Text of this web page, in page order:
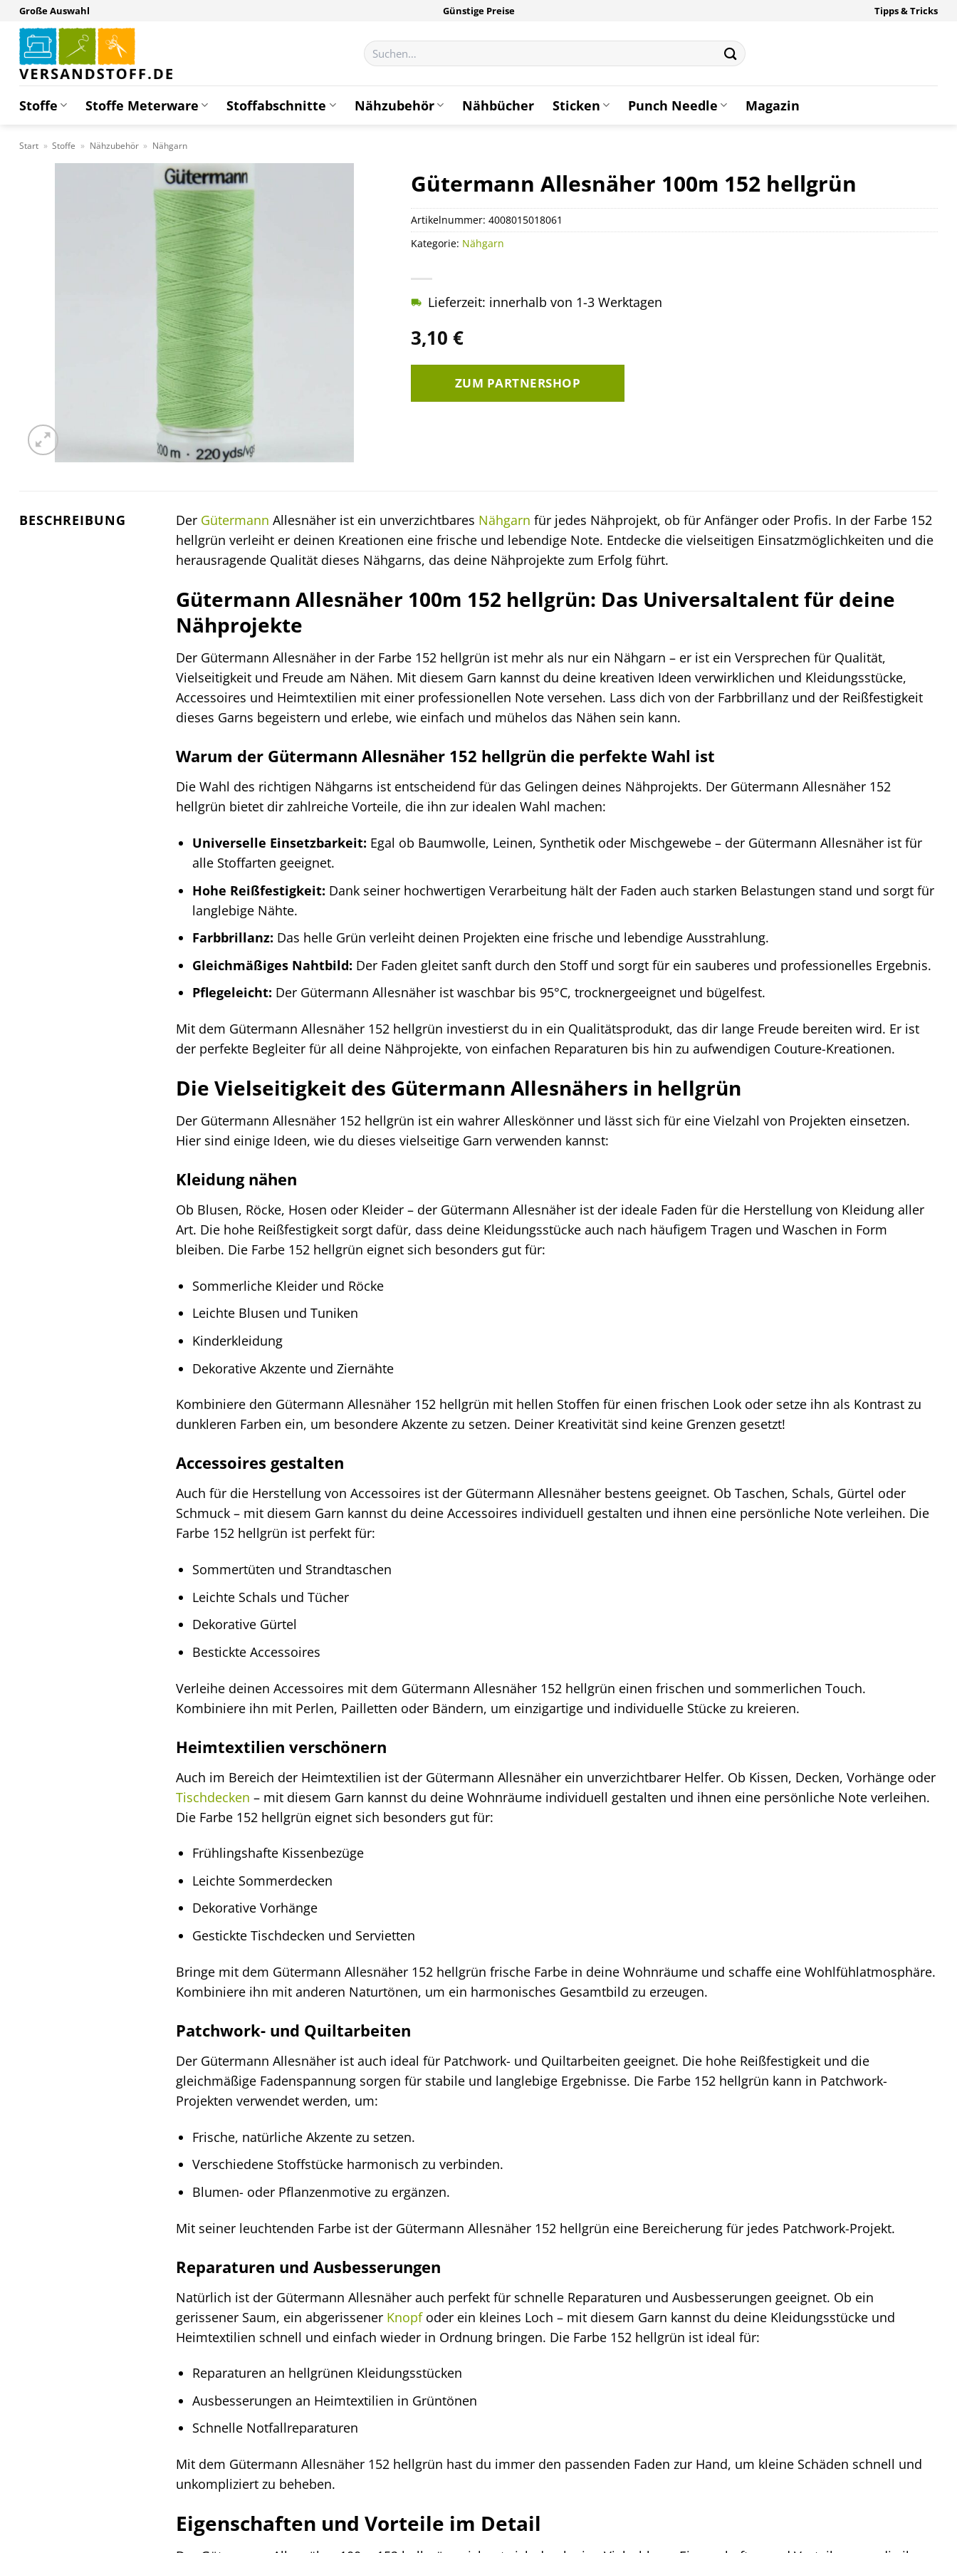
Zum
Inhalt
springen
Große Auswahl Günstige Preise Tipps & Tricks
Suchen
nach:
Stoffe Stoffe Meterware Stoffabschnitte Nähzubehör Nähbücher Sticken Punch Needle Magazin
Start » Stoffe » Nähzubehör » Nähgarn
Gütermann Allesnäher 100m 152 hellgrün
3,10 €
Lieferzeit: innerhalb von 1-3 Werktagen
ZUM PARTNERSHOP
Artikelnummer: 4008015018061
Kategorie: Nähgarn
BESCHREIBUNG Der Gütermann Allesnäher ist ein unverzichtbares Nähgarn für jedes Nähprojekt, ob für Anfänger oder Profis. In der Farbe 152
hellgrün verleiht er deinen Kreationen eine frische und lebendige Note. Entdecke die vielseitigen Einsatzmöglichkeiten und die
herausragende Qualität dieses Nähgarns, das deine Nähprojekte zum Erfolg führt.
Gütermann Allesnäher 100m 152 hellgrün: Das Universaltalent für deine
Nähprojekte
Der Gütermann Allesnäher in der Farbe 152 hellgrün ist mehr als nur ein Nähgarn – er ist ein Versprechen für Qualität,
Vielseitigkeit und Freude am Nähen. Mit diesem Garn kannst du deine kreativen Ideen verwirklichen und Kleidungsstücke,
Accessoires und Heimtextilien mit einer professionellen Note versehen. Lass dich von der Farbbrillanz und der Reißfestigkeit
dieses Garns begeistern und erlebe, wie einfach und mühelos das Nähen sein kann.
Warum der Gütermann Allesnäher 152 hellgrün die perfekte Wahl ist
Die Wahl des richtigen Nähgarns ist entscheidend für das Gelingen deines Nähprojekts. Der Gütermann Allesnäher 152
hellgrün bietet dir zahlreiche Vorteile, die ihn zur idealen Wahl machen:
Universelle Einsetzbarkeit: Egal ob Baumwolle, Leinen, Synthetik oder Mischgewebe – der Gütermann Allesnäher ist für
alle Stoffarten geeignet.
Hohe Reißfestigkeit: Dank seiner hochwertigen Verarbeitung hält der Faden auch starken Belastungen stand und sorgt für
langlebige Nähte.
Farbbrillanz: Das helle Grün verleiht deinen Projekten eine frische und lebendige Ausstrahlung.
Gleichmäßiges Nahtbild: Der Faden gleitet sanft durch den Stoff und sorgt für ein sauberes und professionelles Ergebnis.
Pflegeleicht: Der Gütermann Allesnäher ist waschbar bis 95°C, trocknergeeignet und bügelfest.
Mit dem Gütermann Allesnäher 152 hellgrün investierst du in ein Qualitätsprodukt, das dir lange Freude bereiten wird. Er ist
der perfekte Begleiter für all deine Nähprojekte, von einfachen Reparaturen bis hin zu aufwendigen Couture-Kreationen.
Die Vielseitigkeit des Gütermann Allesnähers in hellgrün
Der Gütermann Allesnäher 152 hellgrün ist ein wahrer Alleskönner und lässt sich für eine Vielzahl von Projekten einsetzen.
Hier sind einige Ideen, wie du dieses vielseitige Garn verwenden kannst:
Kleidung nähen
Ob Blusen, Röcke, Hosen oder Kleider – der Gütermann Allesnäher ist der ideale Faden für die Herstellung von Kleidung aller
Art. Die hohe Reißfestigkeit sorgt dafür, dass deine Kleidungsstücke auch nach häufigem Tragen und Waschen in Form
bleiben. Die Farbe 152 hellgrün eignet sich besonders gut für:
Sommerliche Kleider und Röcke
Leichte Blusen und Tuniken
Kinderkleidung
Dekorative Akzente und Ziernähte
Kombiniere den Gütermann Allesnäher 152 hellgrün mit hellen Stoffen für einen frischen Look oder setze ihn als Kontrast zu
dunkleren Farben ein, um besondere Akzente zu setzen. Deiner Kreativität sind keine Grenzen gesetzt!
Accessoires gestalten
Auch für die Herstellung von Accessoires ist der Gütermann Allesnäher bestens geeignet. Ob Taschen, Schals, Gürtel oder
Schmuck – mit diesem Garn kannst du deine Accessoires individuell gestalten und ihnen eine persönliche Note verleihen. Die
Farbe 152 hellgrün ist perfekt für:
Sommertüten und Strandtaschen
Leichte Schals und Tücher
Dekorative Gürtel
Bestickte Accessoires
Verleihe deinen Accessoires mit dem Gütermann Allesnäher 152 hellgrün einen frischen und sommerlichen Touch.
Kombiniere ihn mit Perlen, Pailletten oder Bändern, um einzigartige und individuelle Stücke zu kreieren.
Heimtextilien verschönern
Auch im Bereich der Heimtextilien ist der Gütermann Allesnäher ein unverzichtbarer Helfer. Ob Kissen, Decken, Vorhänge oder
Tischdecken – mit diesem Garn kannst du deine Wohnräume individuell gestalten und ihnen eine persönliche Note verleihen.
Die Farbe 152 hellgrün eignet sich besonders gut für:
Frühlingshafte Kissenbezüge
Leichte Sommerdecken
Dekorative Vorhänge
Gestickte Tischdecken und Servietten
Bringe mit dem Gütermann Allesnäher 152 hellgrün frische Farbe in deine Wohnräume und schaffe eine Wohlfühlatmosphäre.
Kombiniere ihn mit anderen Naturtönen, um ein harmonisches Gesamtbild zu erzeugen.
Patchwork- und Quiltarbeiten
Der Gütermann Allesnäher ist auch ideal für Patchwork- und Quiltarbeiten geeignet. Die hohe Reißfestigkeit und die
gleichmäßige Fadenspannung sorgen für stabile und langlebige Ergebnisse. Die Farbe 152 hellgrün kann in Patchwork-
Projekten verwendet werden, um:
Frische, natürliche Akzente zu setzen.
Verschiedene Stoffstücke harmonisch zu verbinden.
Blumen- oder Pflanzenmotive zu ergänzen.
Mit seiner leuchtenden Farbe ist der Gütermann Allesnäher 152 hellgrün eine Bereicherung für jedes Patchwork-Projekt.
Reparaturen und Ausbesserungen
Natürlich ist der Gütermann Allesnäher auch perfekt für schnelle Reparaturen und Ausbesserungen geeignet. Ob ein
gerissener Saum, ein abgerissener Knopfoder ein kleines Loch – mit diesem Garn kannst du deine Kleidungsstücke und
Heimtextilien schnell und einfach wieder in Ordnung bringen. Die Farbe 152 hellgrün ist ideal für:
Reparaturen an hellgrünen Kleidungsstücken
Ausbesserungen an Heimtextilien in Grüntönen
Schnelle Notfallreparaturen
Mit dem Gütermann Allesnäher 152 hellgrün hast du immer den passenden Faden zur Hand, um kleine Schäden schnell und
unkompliziert zu beheben.
Eigenschaften und Vorteile im Detail